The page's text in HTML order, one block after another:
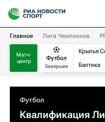
Главное Лига Чемпионов
Матч-
центр
Футбол
Завершен
Крылья
Балтика
Футбол
Квалификация